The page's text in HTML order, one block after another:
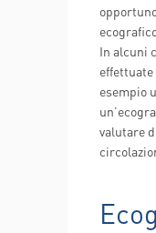
In alcuni
effettuate
esempio
valutare